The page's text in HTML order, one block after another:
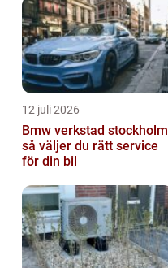
12 juli 2026
Bmw verkstad stockholm
så väljer du rätt service
för din bil